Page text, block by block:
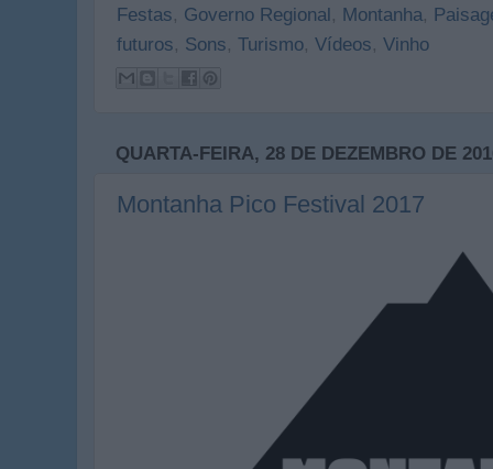
Festas, Governo Regional, Montanha,
futuros, Sons, Turismo, Vídeos, Vinho
QUARTA-FEIRA, 28 DE DEZEMBRO DE
Montanha Pico Festival 2017